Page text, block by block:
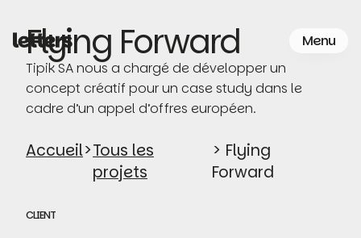
the
content
Menu
Flying Forward
Tipik SA nous a chargé de développer un
concept créatif pour un case study dans le
cadre d’un appel d’offres européen.
Accueil>Tous les
projets
> Flying
Forward
CLIENT